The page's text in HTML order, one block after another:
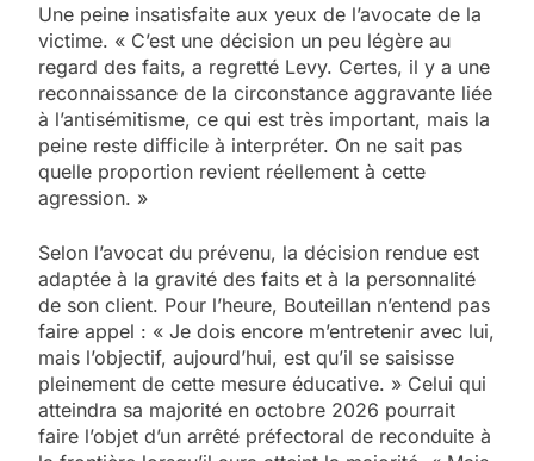
Une peine insatisfaite aux yeux de l’avocate de la
victime. « C’est une décision un peu légère au
regard des faits, a regretté Levy. Certes, il y a une
reconnaissance de la circonstance aggravante liée
à l’antisémitisme, ce qui est très important, mais la
peine reste difficile à interpréter. On ne sait pas
quelle proportion revient réellement à cette
agression. »
Selon l’avocat du prévenu, la décision rendue est
adaptée à la gravité des faits et à la personnalité
de son client. Pour l’heure, Bouteillan n’entend pas
faire appel : « Je dois encore m’entretenir avec lui,
mais l’objectif, aujourd’hui, est qu’il se saisisse
pleinement de cette mesure éducative. » Celui qui
atteindra sa majorité en octobre 2026 pourrait
faire l’objet d’un arrêté préfectoral de reconduite à